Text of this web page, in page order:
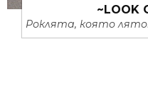
~LOOK
Роклята, която